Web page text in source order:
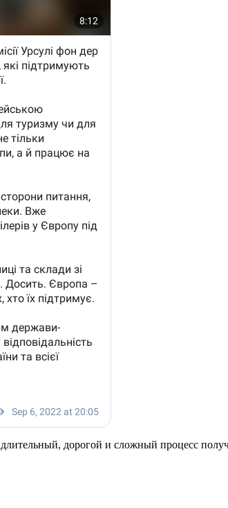
длительный, дорогой и сложный процесс